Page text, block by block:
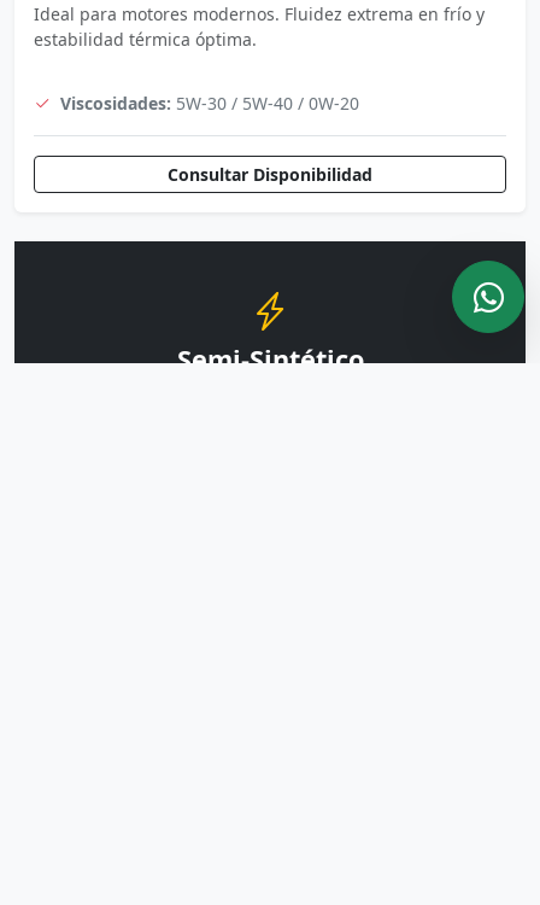
Ideal para motores modernos. Fluidez extrema en frío y
estabilidad térmica óptima.
Viscosidades: 5W-30 / 5W-40 / 0W-20
Consultar Disponibilidad
Semi-Sintético